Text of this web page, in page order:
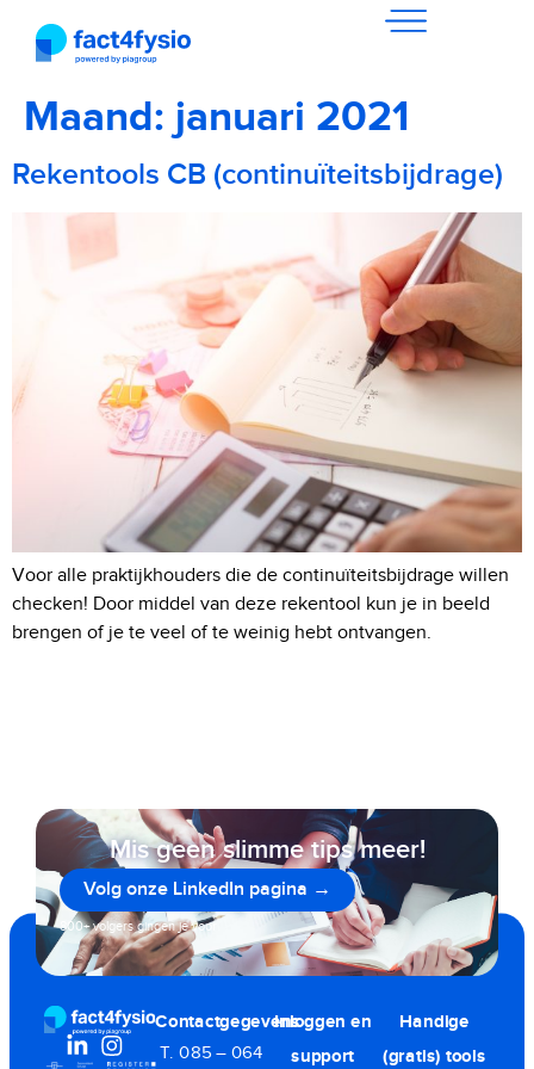
Maand: januari 2021
Rekentools CB (continuïteitsbijdrage)
Voor alle praktijkhouders die de continuïteitsbijdrage willen
checken! Door middel van deze rekentool kun je in beeld
brengen of je te veel of te weinig hebt ontvangen.
Mis geen slimme tips meer!
Volg onze LinkedIn pagina →
800+ volgers gingen je voor
Contactgegevens
T. 085 – 064
Inloggen en
support
Handige
(gratis) tools